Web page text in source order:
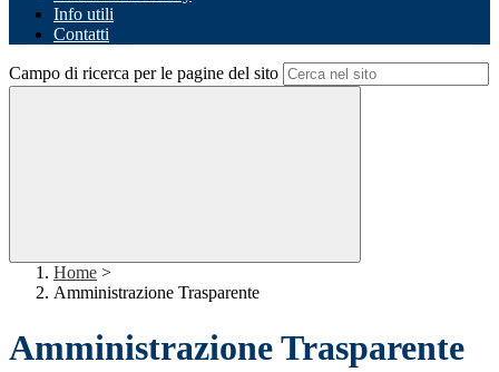
Info utili
Contatti
Campo di ricerca per le pagine del sito
Home >
Amministrazione Trasparente
Amministrazione Trasparente